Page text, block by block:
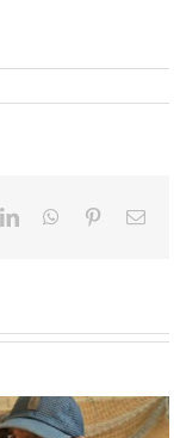
LinkedInWhatsApp
PinterestEmail